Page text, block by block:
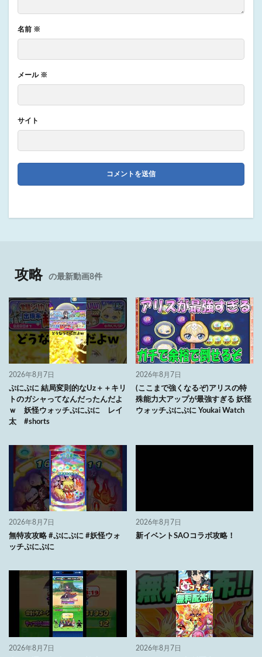
名前 ※
メール ※
サイト
攻略 の最新動画8件
2026年8月7日
ぷにぷに 結局変則的なUz＋＋キリ
トのガシャってなんだったんだよ
ｗ 妖怪ウォッチぷにぷに レイ
太 #shorts
2026年8月7日
(ここまで強くなるぞ)アリスの特
殊能力大アップが最強すぎる 妖怪
ウォッチぷにぷに Youkai Watch
2026年8月7日
無特攻攻略 #ぷにぷに #妖怪ウォ
ッチぷにぷに
2026年8月7日
新イベントSAOコラボ攻略！
2026年8月7日 2026年8月7日